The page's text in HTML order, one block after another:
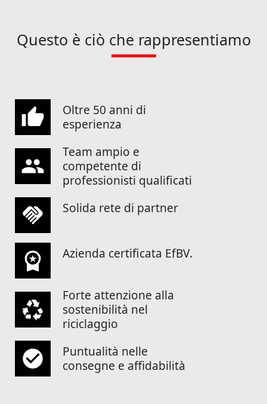
Questo è ciò che rappresentiamo
thumb_up
Oltre 50 anni di
esperienza
group
Team ampio e
competente di
professionisti qualificati
handshake Solida rete di partner
workspace_premium Azienda certificata EfBV.
recycling
Forte attenzione alla
sostenibilità nel
riciclaggio
check_circle
Puntualità nelle
consegne e affidabilità